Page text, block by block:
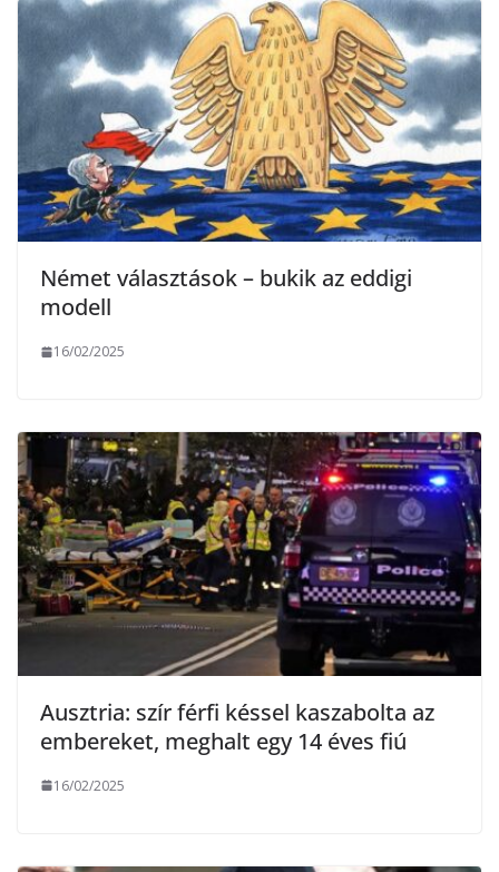
Német választások – bukik az eddigi
modell
16/02/2025
Ausztria: szír férfi késsel kaszabolta az
embereket, meghalt egy 14 éves fiú
16/02/2025